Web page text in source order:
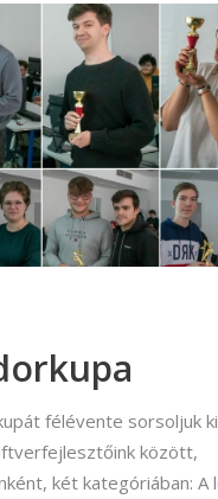
félévente sorsoljuk
között,
két kategóriában: A